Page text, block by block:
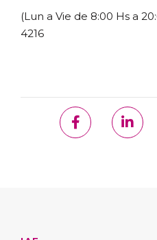
(Lun a Vie de 8:00 Hs a
4216